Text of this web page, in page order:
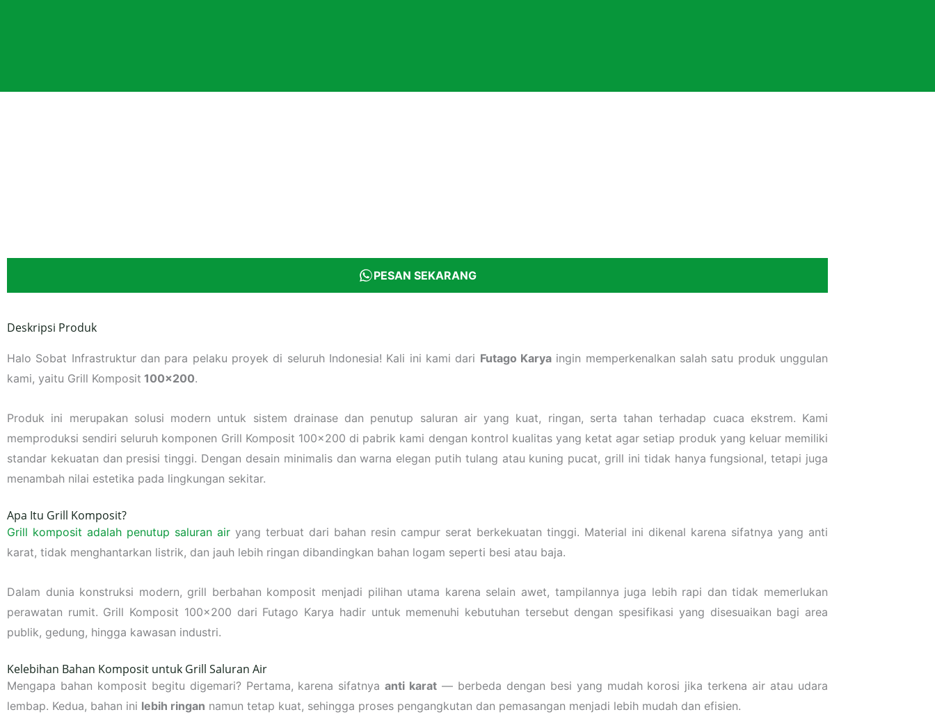
PESAN SEKARANG
Deskripsi Produk
Halo Sobat Infrastruktur dan para pelaku proyek di seluruh Indonesia! Kali ini kami dari Futago Karya ingin memperkenalkan salah satu produk unggulan
kami, yaitu Grill Komposit 100×200.
Produk ini merupakan solusi modern untuk sistem drainase dan penutup saluran air yang kuat, ringan, serta tahan terhadap cuaca ekstrem. Kami
memproduksi sendiri seluruh komponen Grill Komposit 100×200 di pabrik kami dengan kontrol kualitas yang ketat agar setiap produk yang keluar memiliki
standar kekuatan dan presisi tinggi. Dengan desain minimalis dan warna elegan putih tulang atau kuning pucat, grill ini tidak hanya fungsional, tetapi juga
menambah nilai estetika pada lingkungan sekitar.
Apa Itu Grill Komposit?
Grill komposit adalah penutup saluran air yang terbuat dari bahan resin campur serat berkekuatan tinggi. Material ini dikenal karena sifatnya yang anti
karat, tidak menghantarkan listrik, dan jauh lebih ringan dibandingkan bahan logam seperti besi atau baja.
Dalam dunia konstruksi modern, grill berbahan komposit menjadi pilihan utama karena selain awet, tampilannya juga lebih rapi dan tidak memerlukan
perawatan rumit. Grill Komposit 100×200 dari Futago Karya hadir untuk memenuhi kebutuhan tersebut dengan spesifikasi yang disesuaikan bagi area
publik, gedung, hingga kawasan industri.
Kelebihan Bahan Komposit untuk Grill Saluran Air
Mengapa bahan komposit begitu digemari? Pertama, karena sifatnyaanti karat — berbeda dengan besi yang mudah korosi jika terkena air atau udara
lembap. Kedua, bahan ini lebih ringan namun tetap kuat, sehingga proses pengangkutan dan pemasangan menjadi lebih mudah dan efisien.